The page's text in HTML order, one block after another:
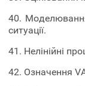
40.
ситуації.
41. Нелінійні
42. Означення